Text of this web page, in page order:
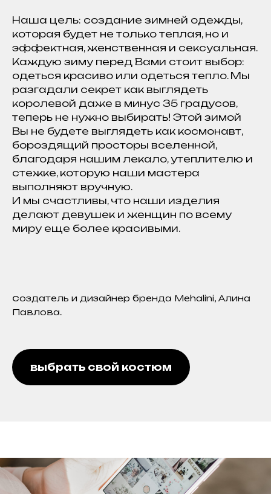
Наша цель: создание зимней одежды,
которая будет не только теплая, но и
эффектная, женственная и сексуальная.
Каждую зиму перед Вами стоит выбор:
одеться красиво или одеться тепло. Мы
разгадали секрет как выглядеть
королевой даже в минус 35 градусов,
теперь не нужно выбирать! Этой зимой
Вы не будете выглядеть как космонавт,
бороздящий просторы вселенной,
благодаря нашим лекало, утеплителю и
стежке, которую наши мастера
выполняют вручную.
И мы счастливы, что наши изделия
делают девушек и женщин по всему
миру еще более красивыми.
создатель и дизайнер бренда Mehalini, Алина
Павлова.
выбрать свой костюм